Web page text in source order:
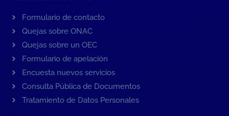
Formulario de contacto
Quejas sobre ONAC
Quejas sobre un OEC
Formulario de apelación
Encuesta nuevos servicios
Consulta Pública de Documentos
Tratamiento de Datos Personales